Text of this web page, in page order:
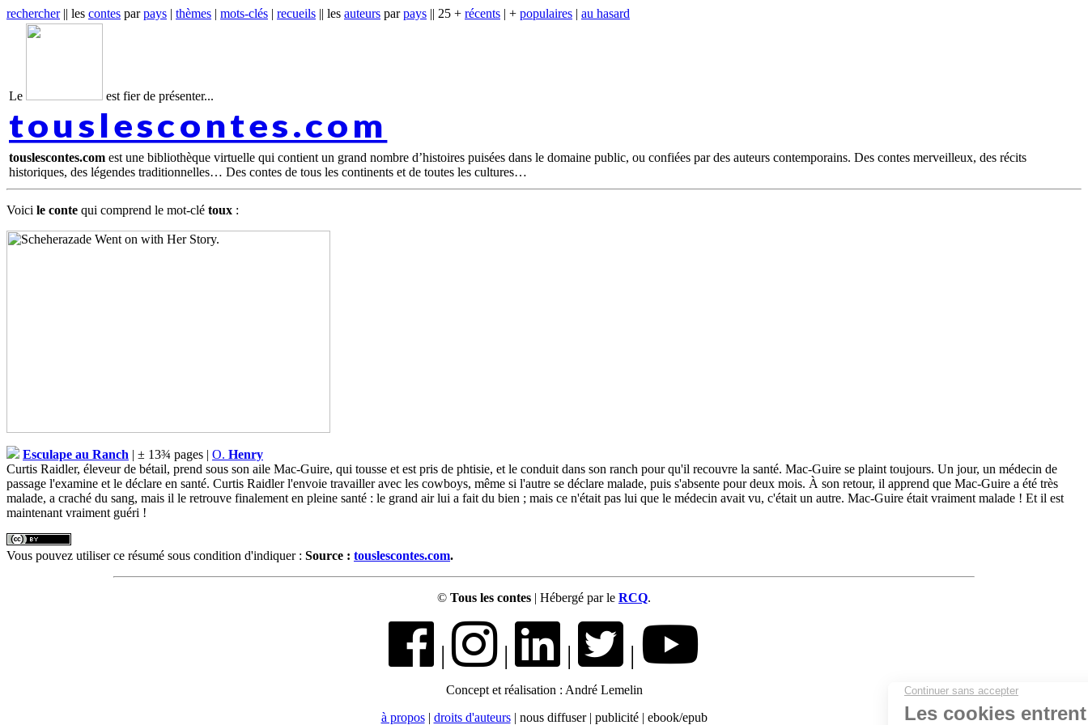
rechercher|| les contes parpays | thèmes | mots-clés | recueils || les auteurs parpays || 25 + récents | + populaires | au hasard
Le est fier de présenter...
touslescontes.com
touslescontes.com est une bibliothèque virtuelle qui contient un grand nombre d’histoires puisées dans le domaine public, ou confiées par des auteurs contemporains. Des contes merveilleux, des récits
historiques, des légendes traditionnelles… Des contes de tous les continents et de toutes les cultures
Voici le conte qui comprend le mot-clé toux :
Esculape au Ranch | ± 13¾ pages | O. Henry
Curtis Raidler, éleveur de bétail, prend sous son aile Mac-Guire, qui tousse et est pris de phtisie, et le conduit dans son ranch pour qu'il recouvre la santé. Mac-Guire se plaint toujours. Un jour, un médecin de
passage l'examine et le déclare en santé. Curtis Raidler l'envoie travailler avec les cowboys, même si l'autre se déclare malade, puis s'absente pour deux mois. À son retour, il apprend que Mac-Guire a été très
malade, a craché du sang, mais il le retrouve finalement en pleine santé : le grand air lui a fait du bien ; mais ce n'était pas lui que le médecin avait vu, c'était un autre. Mac-Guire était vraiment malade ! Et il est
maintenant vraiment guéri !
Vous pouvez utiliser ce résumé sous condition d'indiquer : Source : touslescontes.com.
© Tous les contes | Hébergé par le RCQ.
| | | |
Concept et réalisation : André Lemelin
à propos| droits d'auteurs| nous diffuser | publicité | ebook/epub